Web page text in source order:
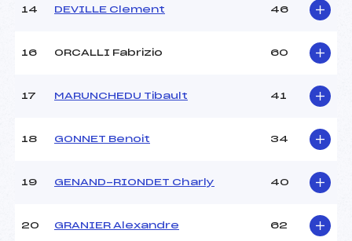
Pénalité appliquée :
45.9000
14 DEVILLE Clement 46
16 ORCALLI Fabrizio 60
17 MARUNCHEDU Tibault 41
18 GONNET Benoit 34
19 GENAND-RIONDET Charly 40
20 GRANIER Alexandre 62